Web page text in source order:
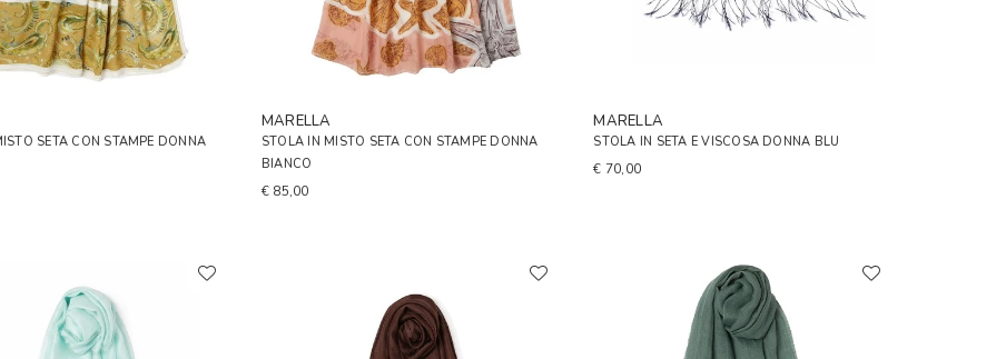
SETA CON STAMPE DONNA
MARELLA
STOLA IN MISTO SETA CON STAMPE DONNA
BIANCO
€ 85,00
MARELLA
STOLA IN SETA E VISCOSA DONNA BLU
€ 70,00